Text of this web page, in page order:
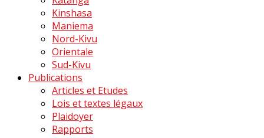
Kinshasa
Maniema
Nord-Kivu
Orientale
Sud-Kivu
Publications
Articles et Etudes
Lois et textes légaux
Plaidoyer
Rapports